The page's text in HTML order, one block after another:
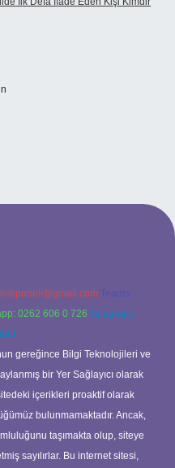
Teams:
0262 606 0 726 Telegram:
gereğince Bilgi Teknolojileri ve
bir Yer Sağlayıcı olarak
içerikleri proaktif olarak
bulunmamaktadır. Ancak,
taşımakta olup, siteye
sayılırlar. Bu internet sitesi,